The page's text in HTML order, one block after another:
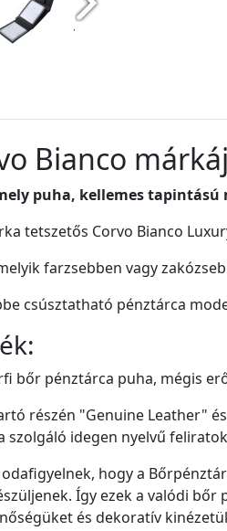
Bianco
puha, kellemes tapintású
tetszetős Corvo Bianco
farzsebben vagy
csúsztatható pénztárca
bőr pénztárca puha, mégis
részén "Genuine Leather"
szolgáló idegen nyelvű
hogy a
Így ezek a valódi
és dekoratív